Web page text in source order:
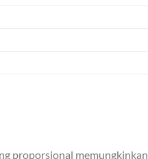
proporsional memungkinkan